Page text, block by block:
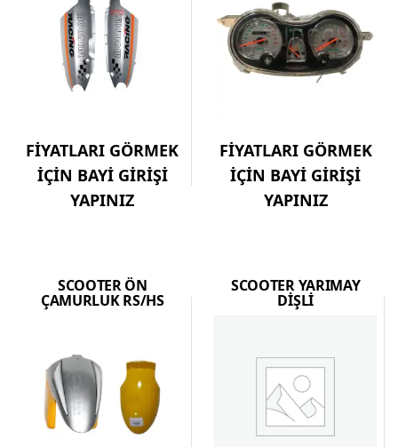
FİYATLARI GÖRMEK
İÇİN BAYİ GİRİŞİ
YAPINIZ
FİYATLARI GÖRMEK
İÇİN BAYİ GİRİŞİ
YAPINIZ
SCOOTER ÖN
ÇAMURLUK RS/HS
SCOOTER YARIMAY
DİŞLİ